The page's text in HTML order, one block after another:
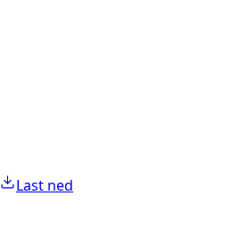
Last ned